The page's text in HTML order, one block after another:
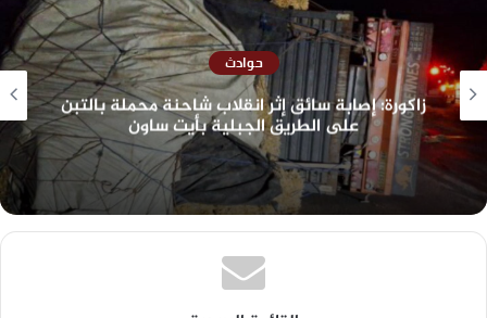
حوادث
زاكورة: إصابة سائق إثر انقلاب شاحنة محملة بالتبن
على الطريق الجبلية بأيت ساون